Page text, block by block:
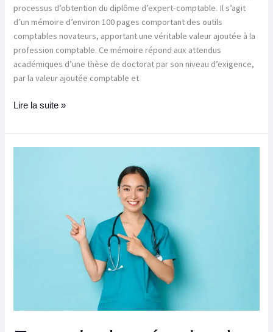
processus d’obtention du diplôme d’expert-comptable. Il s’agit
d’un mémoire d’environ 100 pages comportant des outils
comptables novateurs, apportant une véritable valeur ajoutée à la
profession comptable. Ce mémoire répond aux attendus
académiques d’une thèse de doctorat par son niveau d’exigence,
par la valeur ajoutée comptable et
Lire la suite »